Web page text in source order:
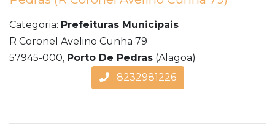
Categoria: Prefeituras Municipais
R Coronel Avelino Cunha 79
57945-000, Porto De Pedras (Alagoa)
8232981226